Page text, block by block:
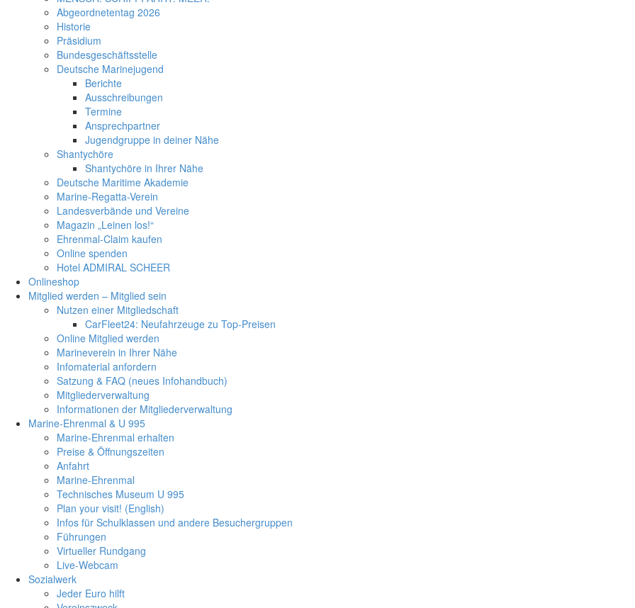
Abgeordnetentag 2026
Historie
Präsidium
Bundesgeschäftsstelle
Deutsche Marinejugend
Berichte
Ausschreibungen
Termine
Ansprechpartner
Jugendgruppe in deiner Nähe
Shantychöre
Shantychöre in Ihrer Nähe
Deutsche Maritime Akademie
Marine-Regatta-Verein
Landesverbände und Vereine
Magazin „Leinen los!“
Ehrenmal-Claim kaufen
Online spenden
Hotel ADMIRAL SCHEER
Onlineshop
Mitglied werden – Mitglied sein
Nutzen einer Mitgliedschaft
CarFleet24: Neufahrzeuge zu Top-Preisen
Online Mitglied werden
Marineverein in Ihrer Nähe
Infomaterial anfordern
Satzung & FAQ (neues Infohandbuch)
Mitgliederverwaltung
Informationen der Mitgliederverwaltung
Marine-Ehrenmal & U 995
Marine-Ehrenmal erhalten
Preise & Öffnungszeiten
Anfahrt
Marine-Ehrenmal
Technisches Museum U 995
Plan your visit! (English)
Infos für Schulklassen und andere Besuchergruppen
Führungen
Virtueller Rundgang
Live-Webcam
Sozialwerk
Jeder Euro hilft